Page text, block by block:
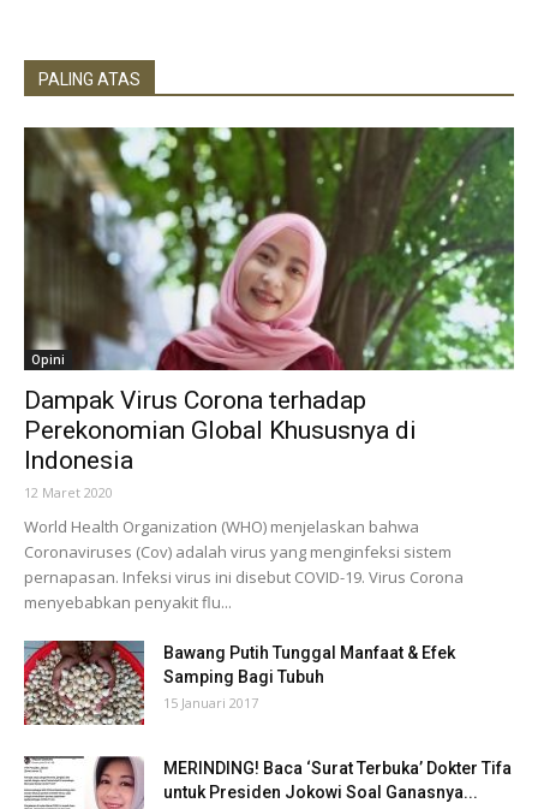
PALING ATAS
Opini
Dampak Virus Corona terhadap
Perekonomian Global Khususnya di
Indonesia
12 Maret 2020
World Health Organization (WHO) menjelaskan bahwa
Coronaviruses (Cov) adalah virus yang menginfeksi sistem
pernapasan. Infeksi virus ini disebut COVID-19. Virus Corona
menyebabkan penyakit flu...
Bawang Putih Tunggal Manfaat & Efek
Samping Bagi Tubuh
15 Januari 2017
MERINDING! Baca ‘Surat Terbuka’ Dokter Tifa
untuk Presiden Jokowi Soal Ganasnya...